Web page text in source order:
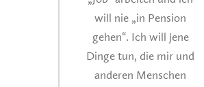
will nie „in Pension
gehen“. Ich will jene
Dinge tun, die mir und
anderen Menschen